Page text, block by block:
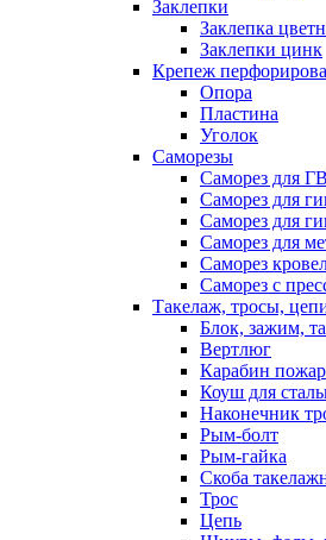
Заклепки
Заклепка
Заклепки цинк
Крепеж
Опора
Пластина
Уголок
Саморезы
Саморез для
Саморез для
Саморез для
Саморез для
Саморез
Саморез с
Такелаж, тросы,
Блок, зажим,
Вертлюг
Карабин
Коуш для
Наконечник
Рым-болт
Рым-гайка
Скоба
Трос
Цепь